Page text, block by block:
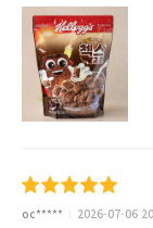
oc***** 2026-07-06